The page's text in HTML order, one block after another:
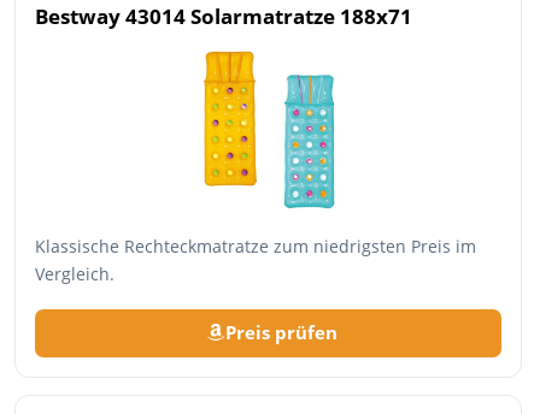
Bestway 43014 Solarmatratze 188x71
Klassische Rechteckmatratze zum niedrigsten Preis im
Vergleich.
Preis prüfen